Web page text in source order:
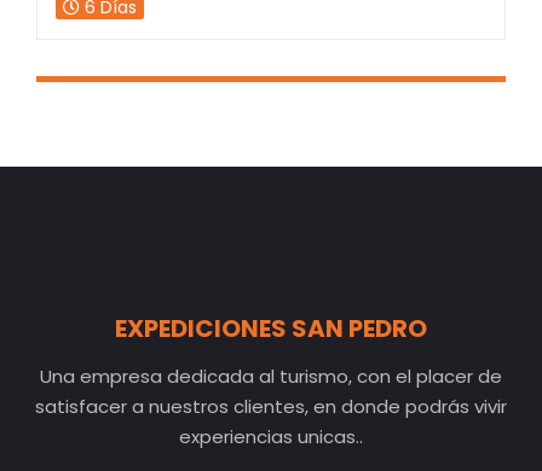
6 Días
EXPEDICIONES SAN PEDRO
Una empresa dedicada al turismo, con el placer de
satisfacer a nuestros clientes, en donde podrás vivir
experiencias unicas..